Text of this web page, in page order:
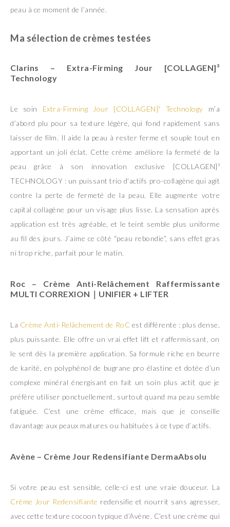
peau à ce moment de l’année.
Ma sélection de crèmes testées
Clarins – Extra-Firming Jour [COLLAGEN]³
Technology
Le soin Extra-Firming Jour [COLLAGEN]³ Technology m’a
d’abord plu pour sa texture légère, qui fond rapidement sans
laisser de film. Il aide la peau à rester ferme et souple tout en
apportant un joli éclat. Cette crème améliore la fermeté de la
peau grâce à son innovation exclusive [COLLAGEN]³
TECHNOLOGY : un puissant trio d’actifs pro-collagène qui agit
contre la perte de fermeté de la peau. Elle augmente votre
capital collagène pour un visage plus lisse. La sensation après
application est très agréable, et le teint semble plus uniforme
au fil des jours. J’aime ce côté “peau rebondie”, sans effet gras
ni trop riche, parfait pour le matin.
Roc – Crème Anti-Relâchement Raffermissante
MULTI CORREXION｜UNIFIER + LIFTER
La Crème Anti-Relâchement de RoC est différente : plus dense,
plus puissante. Elle offre un vrai effet lift et raffermissant, on
le sent dès la première application. Sa formule riche en beurre
de karité, en polyphénol de bugrane pro élastine et dotée d’un
complexe minéral énergisant en fait un soin plus actif, que je
préfère utiliser ponctuellement, surtout quand ma peau semble
fatiguée. C’est une crème efficace, mais que je conseille
davantage aux peaux matures ou habituées à ce type d’actifs.
Avène – Crème Jour Redensifiante DermaAbsolu
Si votre peau est sensible, celle-ci est une vraie douceur. La
Crème Jour Redensifiante redensifie et nourrit sans agresser,
avec cette texture cocoon typique d’Avène. C’est une crème qui